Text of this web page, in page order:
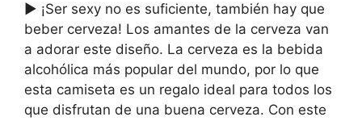
▶ ¡Ser sexy no es suficiente, también hay que
beber cerveza! Los amantes de la cerveza van
a adorar este diseño. La cerveza es la bebida
alcohólica más popular del mundo, por lo que
esta camiseta es un regalo ideal para todos los
que disfrutan de una buena cerveza. Con este